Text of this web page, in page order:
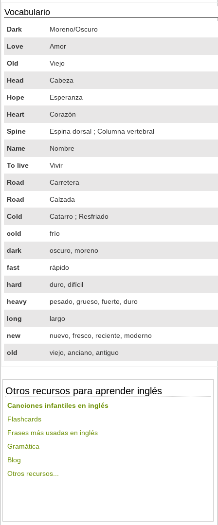
Vocabulario
Dark Moreno/Oscuro
Love Amor
Old Viejo
Head Cabeza
Hope Esperanza
Heart Corazón
Spine Espina dorsal ; Columna vertebral
Name Nombre
To live Vivir
Road Carretera
Road Calzada
Cold Catarro ; Resfriado
cold frío
dark oscuro, moreno
fast rápido
hard duro, difícil
heavy pesado, grueso, fuerte, duro
long largo
new nuevo, fresco, reciente, moderno
old viejo, anciano, antiguo
Otros recursos para aprender inglés
Canciones infantiles en inglés
Flashcards
Frases más usadas en inglés
Gramática
Blog
Otros recursos...